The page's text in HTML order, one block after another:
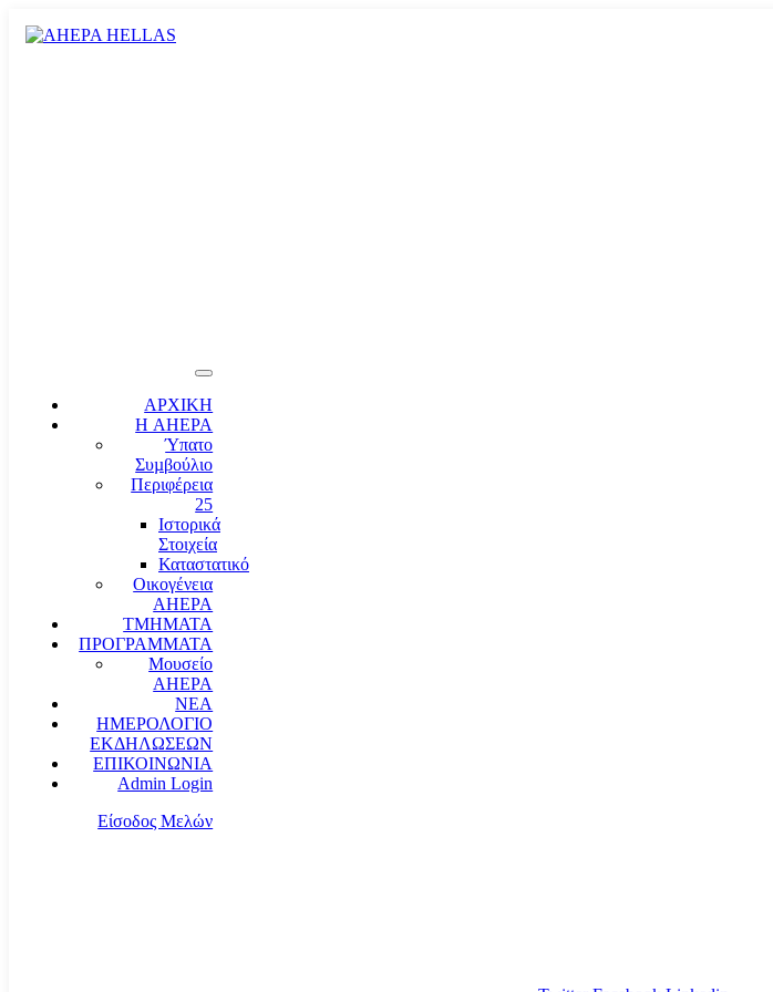
ΑΡΧΙΚΗ
Η AHEPA
Ύπατο
Συµβούλιο
Περιφέρεια
25
Ιστορικά
Στοιχεία
Καταστατικό
Οικογένεια
AHEPA
ΤΜΗΜΑΤΑ
ΠΡΟΓΡΑΜΜΑΤΑ
Μουσείο
AHEPA
ΝΕΑ
ΗΜΕΡΟΛΟΓΙΟ
ΕΚΔΗΛΩΣΕΩΝ
ΕΠΙΚΟΙΝΩΝΙΑ
Admin Login
Είσοδος Μελών